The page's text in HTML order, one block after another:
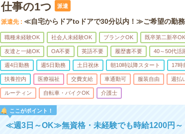
仕事の1つ
派遣
派遣先 ≪自宅からドアtoドアで30分以内！≫ご希望の勤務
職種未経験OK 社会人未経験OK ブランクOK 既卒第二新卒OK
友達と一緒OK OA不要 英語不要 履歴書不要 40～50代活
週4日勤務 週5日勤務 土日祝休 朝10時以降スタート 17時
扶養控内 医療福祉 交費支給 車通勤可 服装自由 週払
ルーティン 自転車・バイクOK 介護士
ここがポイント！
≪週3日～OK≫無資格・未経験でも時給1200円～